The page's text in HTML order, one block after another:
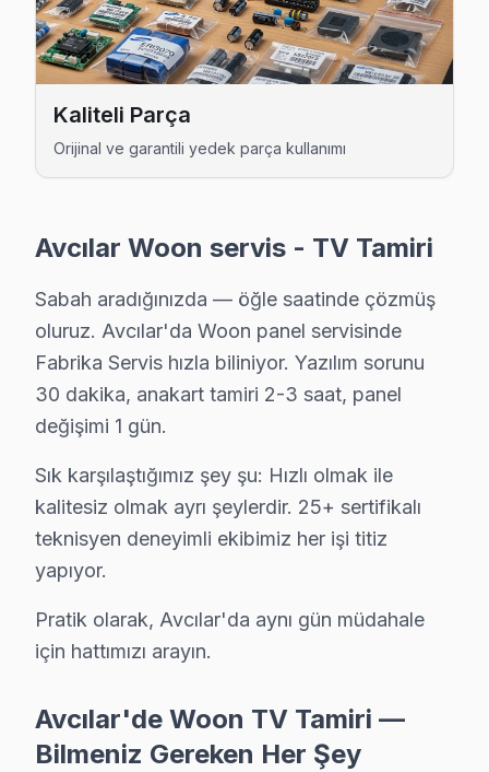
· Woon fabrika servis sertifikası
· Orijinal ve OEM yedek parça tedarikçisi
· 2010'dan günümüze tüm Woon modelleri
Avcılar Servis İstatistikleri
· Avcılar'de450+Woon TV tamiri
· Tüm işlemler2 yıl garantili
Bu sayfayla ilgili hizmet sayfaları:
↑ Woon Servis Ana Sayfası
↑ Avcılar TV Servis Merkezi
Avcılar Yakın İlçelerde Woon Servisi
· Arnavutköy Woon
· Bağcılar Woon
· Beşiktaş Woon
· Beylikdüzü Woon
Kaliteli Parça
Orijinal ve garantili yedek parça kullanımı
Avcılar Woon servis - TV Tamiri
Sabah aradığınızda — öğle saatinde çözmüş
oluruz. Avcılar'da Woon panel servisinde
Fabrika Servis hızla biliniyor. Yazılım sorunu
30 dakika, anakart tamiri 2-3 saat, panel
değişimi 1 gün.
Sık karşılaştığımız şey şu: Hızlı olmak ile
kalitesiz olmak ayrı şeylerdir. 25+ sertifikalı
teknisyen deneyimli ekibimiz her işi titiz
yapıyor.
Pratik olarak, Avcılar'da aynı gün müdahale
için hattımızı arayın.
Avcılar'de Woon TV Tamiri —
Bilmeniz Gereken Her Şey